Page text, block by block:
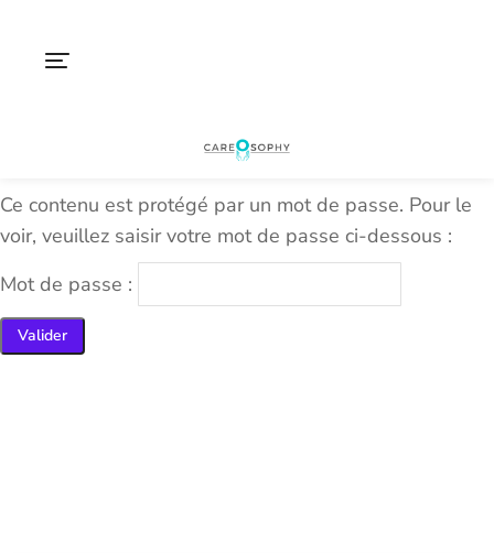
Ce contenu est protégé par un mot de passe. Pour le
voir, veuillez saisir votre mot de passe ci-dessous :
Mot de passe :